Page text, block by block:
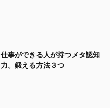
仕事ができる人が持つメタ認知
力。鍛える方法３つ